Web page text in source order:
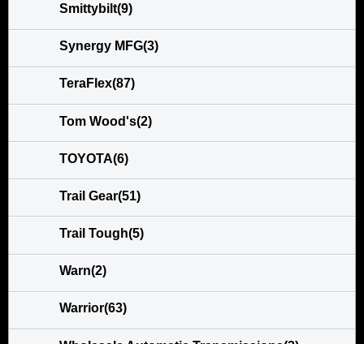
Smittybilt(9)
Synergy MFG(3)
TeraFlex(87)
Tom Wood's(2)
TOYOTA(6)
Trail Gear(51)
Trail Tough(5)
Warn(2)
Warrior(63)